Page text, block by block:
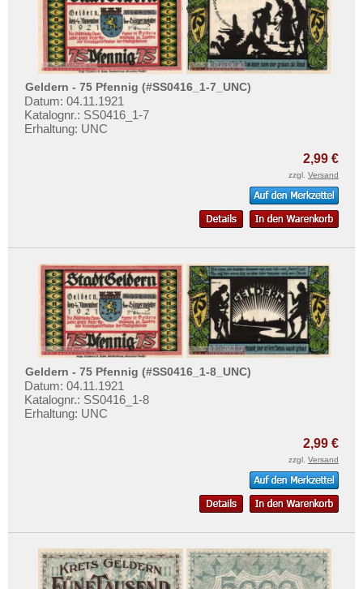
Geldern - 75 Pfennig (#SS0416_1-7_UNC)
Datum: 04.11.1921
Katalognr.: SS0416_1-7
Erhaltung: UNC
2,99 €
zzgl. Versand
Geldern - 75 Pfennig (#SS0416_1-8_UNC)
Datum: 04.11.1921
Katalognr.: SS0416_1-8
Erhaltung: UNC
2,99 €
zzgl. Versand